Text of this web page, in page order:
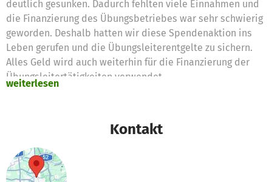
deutlich gesunken. Dadurch fehlten viele Einnahmen und
die Finanzierung des Übungsbetriebes war sehr schwierig
geworden. Deshalb hatten wir diese Spendenaktion ins
Leben gerufen und die Übungsleiterentgelte zu sichern.
Alles Geld wird auch weiterhin für die Finanzierung der
Übungsleitertätigkeiten verwendet.
weiterlesen
Kontakt